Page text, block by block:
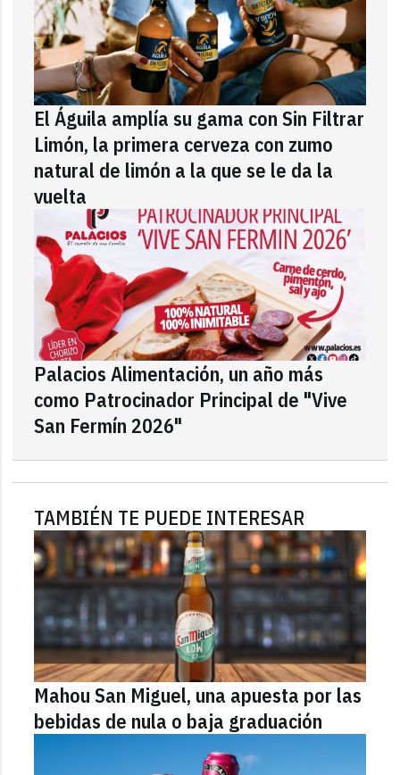
El Águila amplía su gama con Sin Filtrar
Limón, la primera cerveza con zumo
natural de limón a la que se le da la
vuelta
Palacios Alimentación, un año más
como Patrocinador Principal de "Vive
San Fermín 2026"
TAMBIÉN TE PUEDE INTERESAR
Mahou San Miguel, una apuesta por las
bebidas de nula o baja graduación